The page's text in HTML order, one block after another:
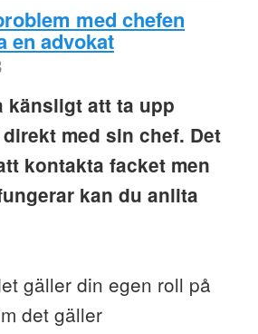
med chefen
en advokat
känsligt att ta upp
med sin chef. Det
kontakta facket men
kan du anlita
gäller din egen roll på
det gäller